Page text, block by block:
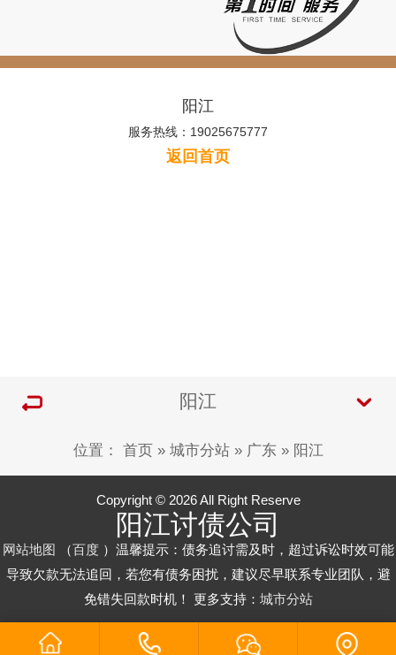
阳江
服务热线：19025675777
返回首页
阳江
位置： 首页 » 城市分站» 广东» 阳江
Copyright © 2026 All Right Reserve
阳江讨债公司
网站地图 （百度）温馨提示：债务追讨需及时，超过诉讼时效可能
导致欠款无法追回，若您有债务困扰，建议尽早联系专业团队，避
免错失回款时机！ 更多支持： 城市分站